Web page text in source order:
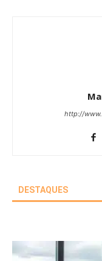
http://
DESTAQUES